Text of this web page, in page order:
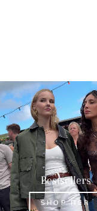
Bestsellers
SHOP HER